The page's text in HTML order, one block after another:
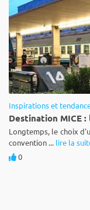
Inspirations et
Longtemps, le choix
convention ... lire la
0